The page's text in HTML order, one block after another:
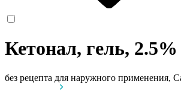
Кетонал, гель, 2.5%
без рецепта для наружного применения,